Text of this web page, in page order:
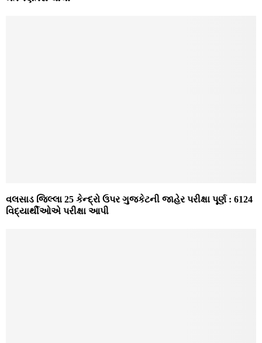
વલસાડ જિલ્લા 25 કેન્‍દ્રો ઉપર ગુજકેટની જાહેર પરીક્ષા પૂર્ણ : 6124
વિદ્યાર્થીઓએ પરીક્ષા આપી